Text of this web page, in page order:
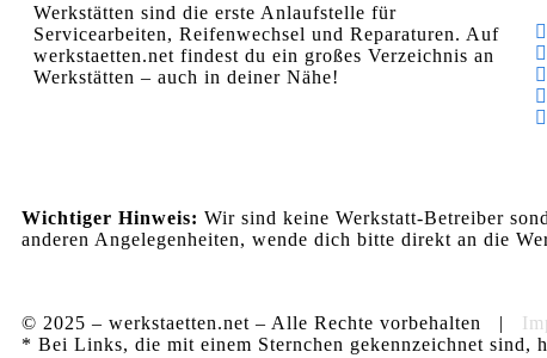
Werkstätten sind die erste Anlaufstelle für
Servicearbeiten, Reifenwechsel und Reparaturen. Auf
werkstaetten.net findest du ein großes Verzeichnis an
Werkstätten – auch in deiner Nähe!
Wichtiger Hinweis: Wir sind keine Werkstatt-Betreiber
anderen Angelegenheiten, wende dich bitte direkt an die
© 2025 – werkstaetten.net – Alle Rechte vorbehalten |
* Bei Links, die mit einem Sternchen gekennzeichnet